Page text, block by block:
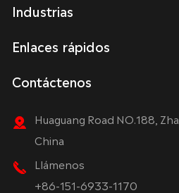
Industrias
Enlaces rápidos
Contáctenos
Huaguang Road NO.188,
China
Llámenos
+86-151-6933-1170